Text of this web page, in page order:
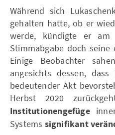
Während sich
gehalten hatte, ob er
werde, kündigte er am
Stimmabgabe doch seine
Einige Beobachter
angesichts dessen,
bedeutender Akt
Herbst 2020
Institutionengefüge
Systems signifikant